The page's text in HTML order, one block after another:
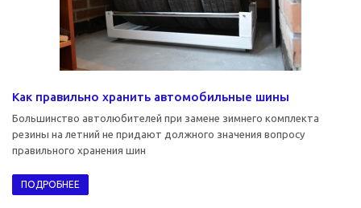
Как правильно хранить автомобильные шины
Большинство автолюбителей при замене зимнего комплекта
резины на летний не придают должного значения вопросу
правильного хранения шин
ПОДРОБНЕЕ